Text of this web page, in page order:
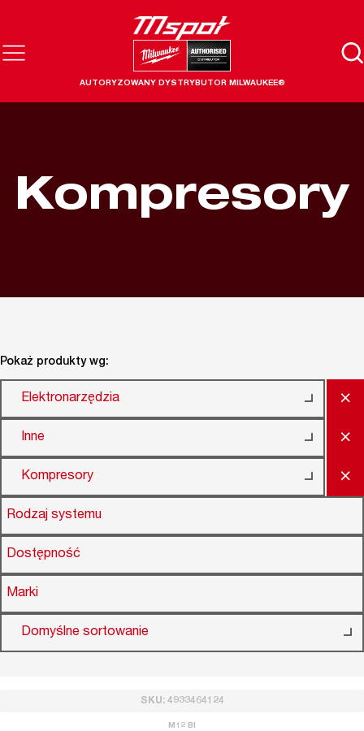
AUTORYZOWANY DYSTRYBUTOR MILWAUKEE®
Kompresory
Pokaż produkty wg:
Elektronarzędzia ×
Inne ×
Kompresory ×
Rodzaj systemu
Dostępność
Marki
Domyślne sortowanie
SKU: 4933464124
M12 BI